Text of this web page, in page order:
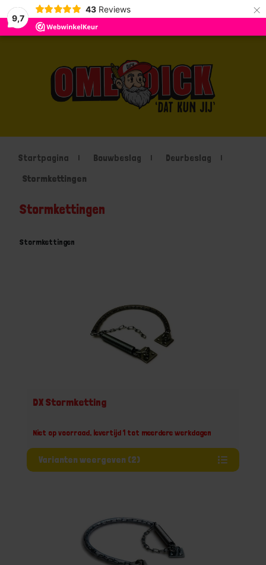
9,7
43 Reviews ×
Startpagina Bouwbeslag
Deurbeslag
Stormkettingen
Stormkettingen
Stormkettingen
DX Stormketting
Niet op voorraad, levertijd 1 tot meerdere werkdagen
Varianten weergeven (2)